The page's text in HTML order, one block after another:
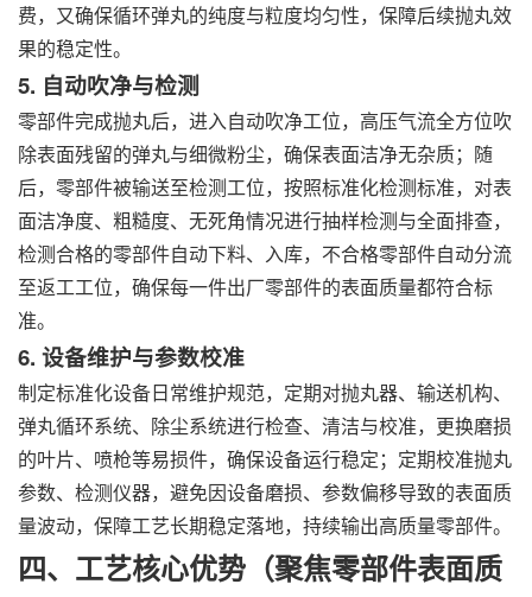
费，又确保循环弹丸的纯度与粒度均匀性，保障后续抛丸效
果的稳定性。
5. 自动吹净与检测
零部件完成抛丸后，进入自动吹净工位，高压气流全方位吹
除表面残留的弹丸与细微粉尘，确保表面洁净无杂质；随
后，零部件被输送至检测工位，按照标准化检测标准，对表
面洁净度、粗糙度、无死角情况进行抽样检测与全面排查，
检测合格的零部件自动下料、入库，不合格零部件自动分流
至返工工位，确保每一件出厂零部件的表面质量都符合标
准。
6. 设备维护与参数校准
制定标准化设备日常维护规范，定期对抛丸器、输送机构、
弹丸循环系统、除尘系统进行检查、清洁与校准，更换磨损
的叶片、喷枪等易损件，确保设备运行稳定；定期校准抛丸
参数、检测仪器，避免因设备磨损、参数偏移导致的表面质
量波动，保障工艺长期稳定落地，持续输出高质量零部件。
四、工艺核心优势（聚焦零部件表面质